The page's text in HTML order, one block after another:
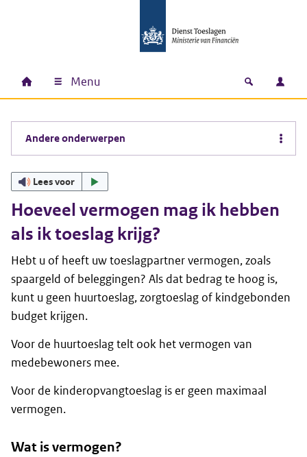
Hoofdnavigatie
Home Menu Open
Andere onderwerpen
Lees voor
Hoeveel vermogen mag ik hebben
als ik toeslag krijg?
Hebt u of heeft uw toeslagpartner vermogen, zoals
spaargeld of beleggingen? Als dat bedrag te hoog is,
kunt u geen huurtoeslag, zorgtoeslag of kindgebonden
budget krijgen.
Voor de huurtoeslag telt ook het vermogen van
medebewoners mee.
Voor de kinderopvangtoeslag is er geen maximaal
vermogen.
Wat is vermogen?